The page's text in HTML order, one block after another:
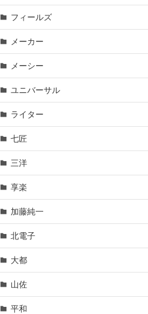
フィールズ
メーカー
メーシー
ユニバーサル
ライター
七匠
三洋
享楽
加藤純一
北電子
大都
山佐
平和